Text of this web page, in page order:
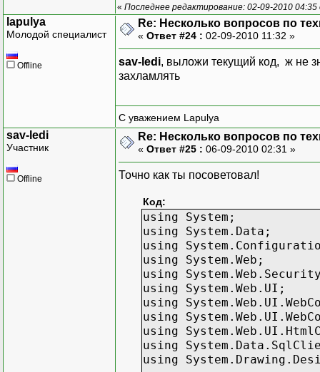
}
void
{
for (int
{
}
}
void
for (int
}
}
void
{
string
« Последнее редактирование: 02-09-2010
lapulya
Молодой специалист
Offline
Re: Несколько вопросов по
« Ответ #24 : 02-09-2010 11:32 »
sav-ledi, выложи текущий код, ж не
захламлять
С уважением Lapulya
sav-ledi
Участник
Offline
Re: Несколько вопросов по
« Ответ #25 : 06-09-2010 02:31 »
Точно как ты посоветовал!
Код:
using System;
using System.Data;
using
using System.Web;
using
using System.Web.UI;
using
using
using
using
using